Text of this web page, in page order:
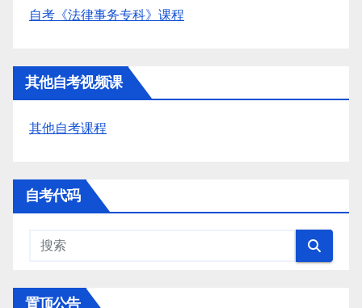
自考《法律事务专科》课程
其他自考视频课
其他自考课程
自考代码
置顶公告